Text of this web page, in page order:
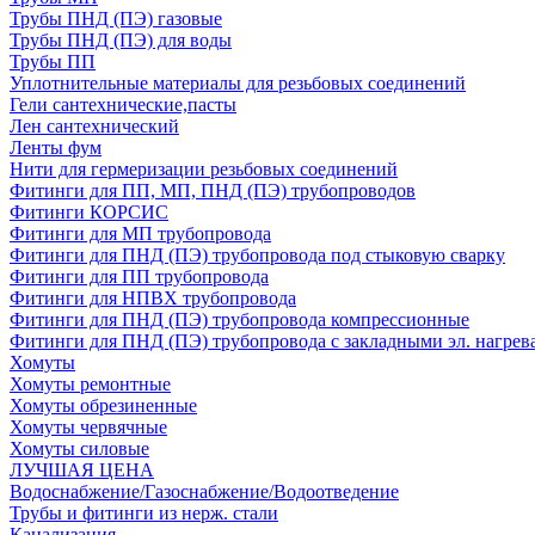
Трубы ПНД (ПЭ) газовые
Трубы ПНД (ПЭ) для воды
Трубы ПП
Уплотнительные материалы для резьбовых соединений
Гели сантехнические,пасты
Лен сантехнический
Ленты фум
Нити для гермеризации резьбовых соединений
Фитинги для ПП, МП, ПНД (ПЭ) трубопроводов
Фитинги КОРСИС
Фитинги для МП трубопровода
Фитинги для ПНД (ПЭ) трубопровода под стыковую сварку
Фитинги для ПП трубопровода
Фитинги для НПВХ трубопровода
Фитинги для ПНД (ПЭ) трубопровода компрессионные
Фитинги для ПНД (ПЭ) трубопровода с закладными эл.
Хомуты
Хомуты ремонтные
Хомуты обрезиненные
Хомуты червячные
Хомуты силовые
ЛУЧШАЯ ЦЕНА
Водоснабжение/Газоснабжение/Водоотведение
Трубы и фитинги из нерж. стали